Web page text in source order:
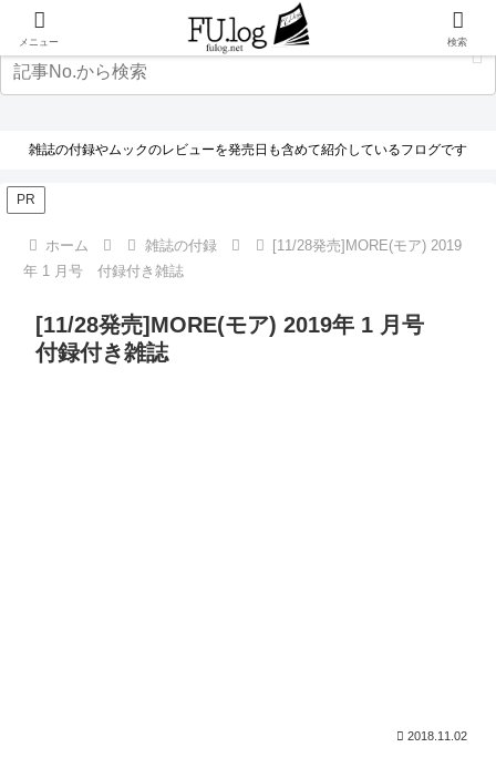
雑誌の付録やムックのレビューを発売日も含めて紹介しているフログです
PR
ホーム 雑誌の付録
[11/28発売]MORE(モア) 2019
年 1 月号 付録付き雑誌
[11/28発売]MORE(モア) 2019年 1 月号
付録付き雑誌
2018.11.02
メニュー 検索